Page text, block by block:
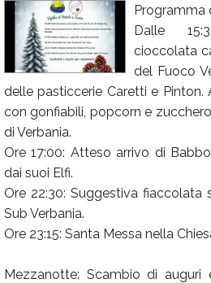
Info Utili
Rubriche
Calendario
Annunci
Programma
Dalle
cioccolata
del Fuoco
delle pasticcerie Caretti e Pinton.
con gonfiabili, popcorn e
di Verbania.
Ore 17:00: Atteso arrivo di
dai suoi Elfi.
Ore 22:30: Suggestiva fiaccolata
Sub Verbania.
Ore 23:15: Santa Messa nella
Mezzanotte: Scambio di